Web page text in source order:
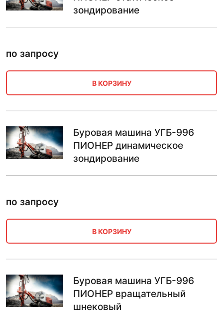
зондирование
по запросу
В КОРЗИНУ
Буровая машина УГБ-996
ПИОНЕР динамическое
зондирование
по запросу
В КОРЗИНУ
Буровая машина УГБ-996
ПИОНЕР вращательный
шнековый